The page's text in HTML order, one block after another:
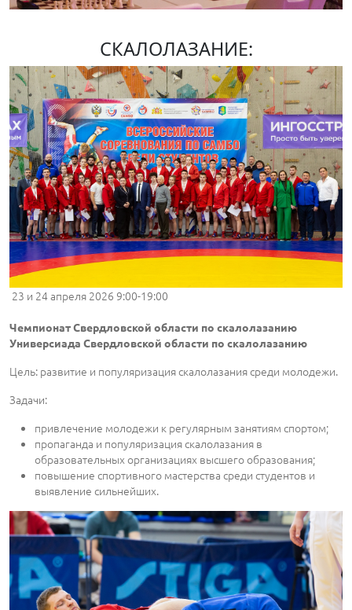
СКАЛОЛАЗАНИЕ:
23 и 24 апреля 2026 9:00-19:00
Чемпионат Свердловской области по скалолазанию
Универсиада Свердловской области по скалолазанию
Цель: развитие и популяризация скалолазания среди молодежи.
Задачи:
привлечение молодежи к регулярным занятиям спортом;
пропаганда и популяризация скалолазания в
образовательных организациях высшего образования;
повышение спортивного мастерства среди студентов и
выявление сильнейших.